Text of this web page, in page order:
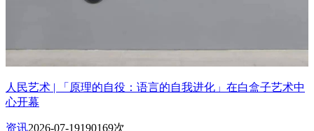
人民艺术 | 「原理的自役：语言的自我进化」在白盒子艺术中
心开幕
资讯2026-07-19190169次